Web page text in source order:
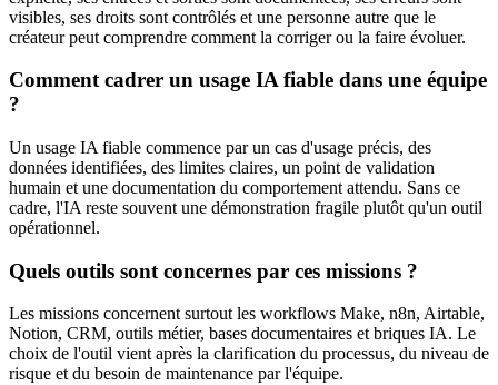
visibles, ses droits sont contrôlés et une personne autre que le
créateur peut comprendre comment la corriger ou la faire évoluer.
Comment cadrer un usage IA fiable dans une équipe
?
Un usage IA fiable commence par un cas d'usage précis, des
données identifiées, des limites claires, un point de validation
humain et une documentation du comportement attendu. Sans ce
cadre, l'IA reste souvent une démonstration fragile plutôt qu'un outil
opérationnel.
Quels outils sont concernes par ces missions ?
Les missions concernent surtout les workflows Make, n8n, Airtable,
Notion, CRM, outils métier, bases documentaires et briques IA. Le
choix de l'outil vient après la clarification du processus, du niveau de
risque et du besoin de maintenance par l'équipe.